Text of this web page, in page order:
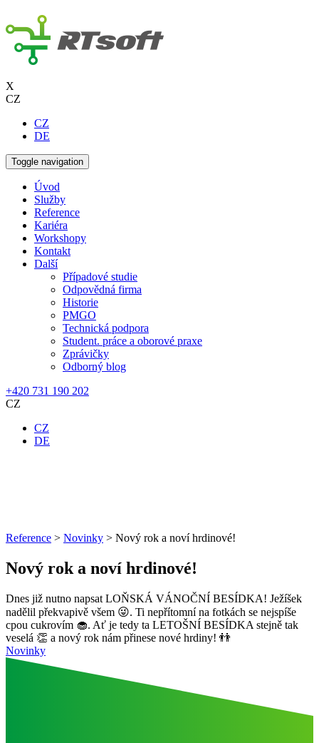
X
CZ
CZ
DE
Toggle navigation
Úvod
Služby
Reference
Kariéra
Workshopy
Kontakt
Další
Případové studie
Odpovědná firma
Historie
PMGO
Technická podpora
Student. práce a oborové praxe
Zprávičky
Odborný blog
+420 731 190 202
CZ
CZ
DE
Reference > Novinky > Nový rok a noví hrdinové!
Nový rok a noví hrdinové!
Dnes již nutno napsat LOŇSKÁ VÁNOČNÍ BESÍDKA! Ježíšek
nadělil překvapivě všem 😜. Ti nepřítomní na fotkách se nejspíše
cpou cukrovím 🧁. Ať je tedy ta LETOŠNÍ BESÍDKA stejně tak
veselá 👏 a nový rok nám přinese nové hrdiny! 👬
Novinky